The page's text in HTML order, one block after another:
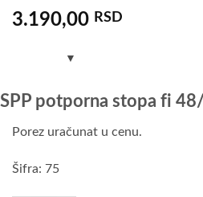
3.190,00 RSD
SPP potporna stopa fi
Porez uračunat u cenu.
Šifra: 75